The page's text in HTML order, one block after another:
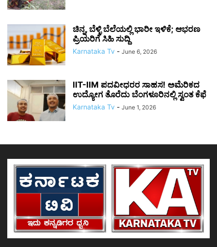
ಚಿನ್ನ, ಬೆಳ್ಳಿ ಬೆಲೆಯಲ್ಲಿ ಭಾರೀ ಇಳಿಕೆ; ಆಭರಣ
ಪ್ರಿಯರಿಗೆ ಸಿಹಿ ಸುದ್ದಿ
Karnataka Tv - June 6, 2026
IIT-IIM ಪದವೀಧರರ ಸಾಹಸ! ಅಮೆರಿಕದ
ಉದ್ಯೋಗ ತೊರೆದು ಬೆಂಗಳೂರಿನಲ್ಲಿ ಸ್ವಂತ ಕೆಫೆ
Karnataka Tv - June 1, 2026